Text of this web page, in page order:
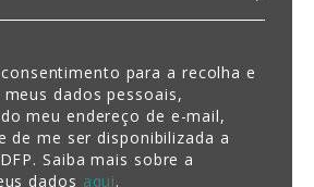
para a recolha e
dados pessoais,
meu endereço de e-mail,
de me ser disponibilizada a
Saiba mais sobre a
dados aqui.